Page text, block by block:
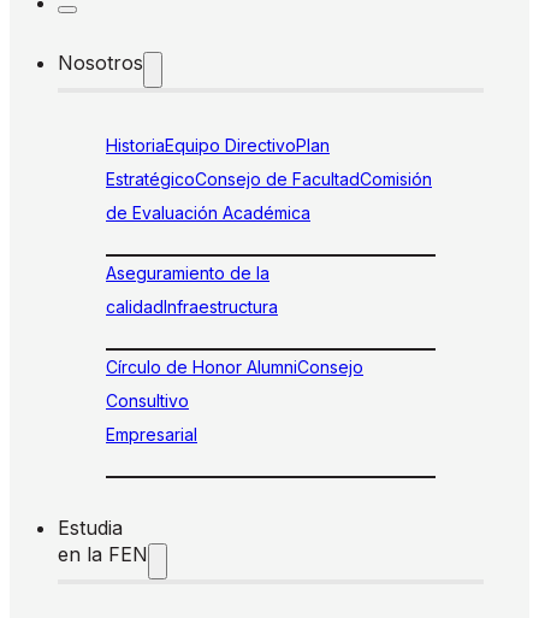
Nosotros
HistoriaEquipo DirectivoPlan
EstratégicoConsejo de FacultadComisión
de Evaluación Académica
Aseguramiento de la
calidadInfraestructura
Círculo de Honor AlumniConsejo
Consultivo
Empresarial
Estudia
en la FEN